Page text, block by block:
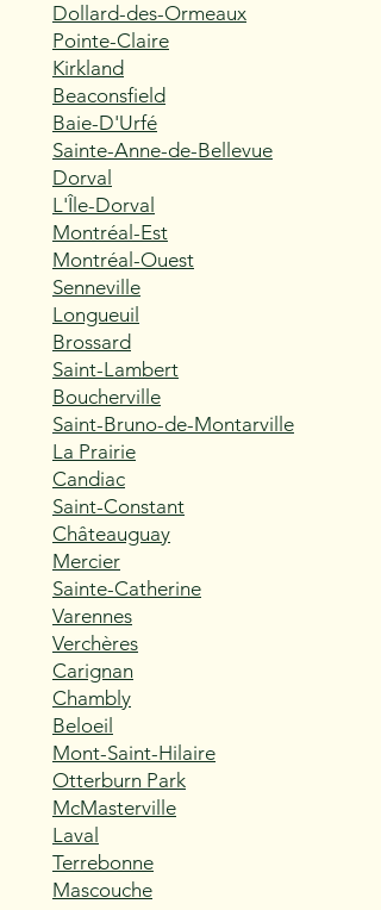
Dollard-des-Ormeaux
Pointe-Claire
Kirkland
Beaconsfield
Baie-D'Urfé
Sainte-Anne-de-Bellevue
Dorval
L'Île-Dorval
Montréal-Est
Montréal-Ouest
Senneville
Longueuil
Brossard
Saint-Lambert
Boucherville
Saint-Bruno-de-Montarville
La Prairie
Candiac
Saint-Constant
Châteauguay
Mercier
Sainte-Catherine
Varennes
Verchères
Carignan
Chambly
Beloeil
Mont-Saint-Hilaire
Otterburn Park
McMasterville
Laval
Terrebonne
Mascouche